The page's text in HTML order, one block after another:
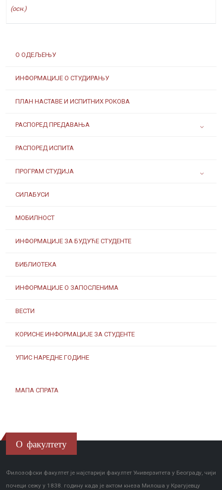
О ОДЕЉЕЊУ
ИНФОРМАЦИЈЕ О СТУДИРАЊУ
ПЛАН НАСТАВЕ И ИСПИТНИХ РОКОВА
РАСПОРЕД ПРЕДАВАЊА
РАСПОРЕД ИСПИТА
ПРОГРАМ СТУДИЈА
СИЛАБУСИ
МОБИЛНОСТ
ИНФОРМАЦИЈЕ ЗА БУДУЋЕ СТУДЕНТЕ
БИБЛИОТЕКА
ИНФОРМАЦИЈЕ О ЗАПОСЛЕНИМА
ВЕСТИ
КОРИСНЕ ИНФОРМАЦИЈЕ ЗА СТУДЕНТЕ
УПИС НАРЕДНЕ ГОДИНЕ
МАПА СПРАТА
(осн.)
О факултету
Филозофски факултет је најстарији факултет Универзитета у Београду, чији
почеци сежу у 1838. годину када је актом кнеза Милоша у Крагујевцу